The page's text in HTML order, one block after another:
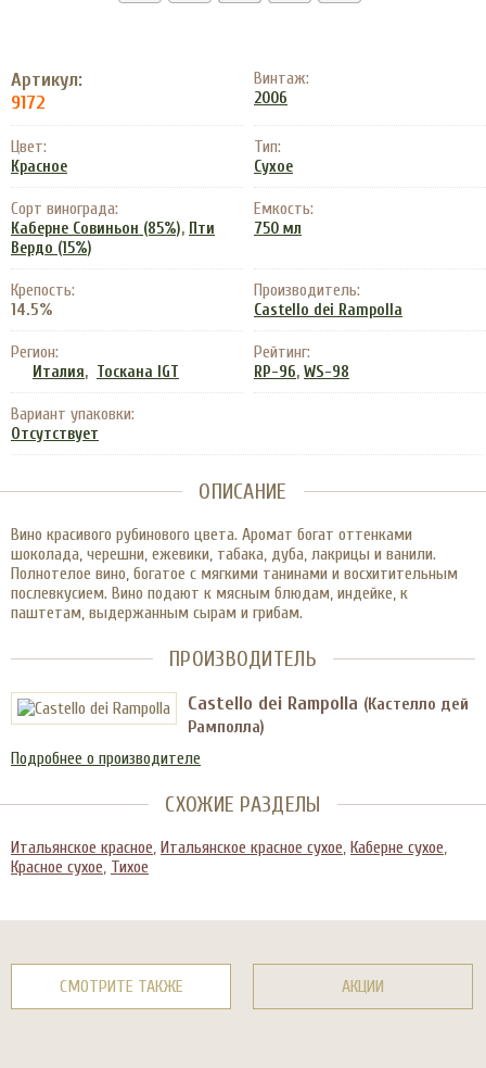
Артикул:
9172
Винтаж:
2006
Цвет:
Красное
Тип:
Сухое
Сорт винограда:
Каберне Совиньон (85%), Пти
Вердо (15%)
Емкость:
750 мл
Крепость:
14.5%
Производитель:
Castello dei Rampolla
Регион:
Италия, Тоскана IGT
Рейтинг:
RP-96, WS-98
Вариант упаковки:
Отсутствует
ОПИСАНИЕ
Вино красивого рубинового цвета. Аромат богат оттенками
шоколада, черешни, ежевики, табака, дуба, лакрицы и ванили.
Полнотелое вино, богатое с мягкими танинами и восхитительным
послевкусием. Вино подают к мясным блюдам, индейке, к
паштетам, выдержанным сырам и грибам.
ПРОИЗВОДИТЕЛЬ
Castello dei Rampolla (Кастелло дей
Рамполла)
Подробнее о производителе
СХОЖИЕ РАЗДЕЛЫ
Итальянское красное, Итальянское красное сухое, Каберне сухое,
Красное сухое, Тихое
СМОТРИТЕ ТАКЖЕ АКЦИИ